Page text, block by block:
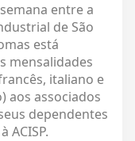
entre a
de São
está
mensalidades
italiano e
aos associados
dependentes
ACISP.